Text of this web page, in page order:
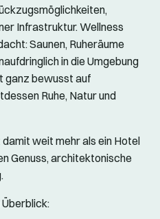
Infrastruktur. Wellness
Saunen, Ruheräume
in die Umgebung
ganz bewusst auf
Ruhe, Natur und
weit mehr als ein Hotel
Genuss, architektonische